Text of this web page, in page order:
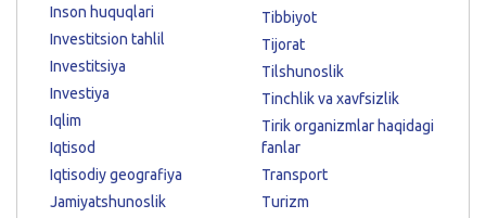
Inson huquqlari
Investitsion tahlil
Investitsiya
Investiya
Iqlim
Iqtisod
Iqtisodiy geografiya
Jamiyatshunoslik
Tibbiyot
Tijorat
Tilshunoslik
Tinchlik va xavfsizlik
Tirik organizmlar haqidagi
fanlar
Transport
Turizm